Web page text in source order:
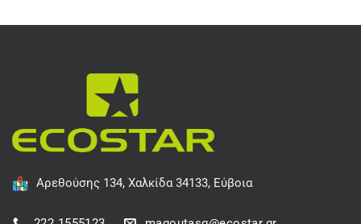
Αρεθούσης 134, Χαλκίδα 34133, Εύβοια